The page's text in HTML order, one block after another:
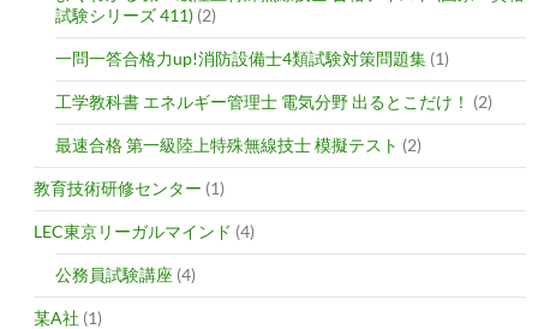
試験シリーズ 411) (2)
一問一答合格力up!消防設備士4類試験対策問題集 (1)
工学教科書 エネルギー管理士 電気分野 出るとこだけ！ (2)
最速合格 第一級陸上特殊無線技士 模擬テスト (2)
教育技術研修センター (1)
LEC東京リーガルマインド (4)
公務員試験講座 (4)
某A社 (1)